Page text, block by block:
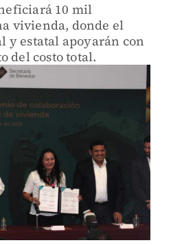
10 mil
vivienda, donde el
y estatal apoyarán con
del costo total.